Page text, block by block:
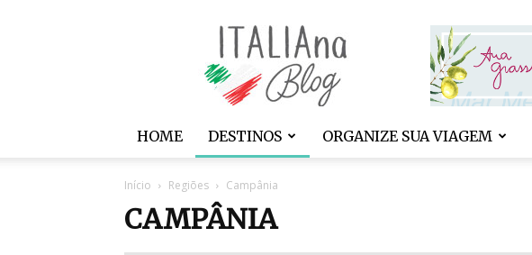
ITALIAna
HOME DESTINOS ORGANIZE SUA VIAGEM
Início Regiões Campânia
CAMPÂNIA